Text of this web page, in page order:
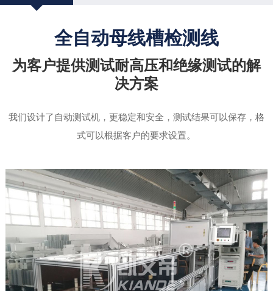
全自动母线槽检测线
为客户提供测试耐高压和绝缘测试的解
决方案
我们设计了自动测试机，更稳定和安全，测试结果可以保存，格
式可以根据客户的要求设置。